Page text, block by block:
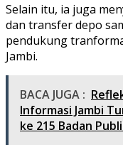
Selain itu, ia juga
dan transfer depo
pendukung
Jambi.
BACA JUGA :
Informasi Jambi
ke 215 Badan